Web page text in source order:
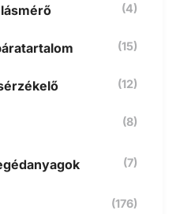
(4)
(15)
(12)
(8)
(7)
(176)